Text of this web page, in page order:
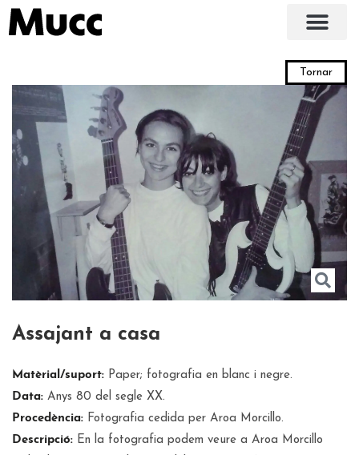
Tornar
Assajant a casa
Matèrial/suport: Paper; fotografia en blanc i negre.
Data: Anys 80 del segle XX.
Procedència: Fotografia cedida per Aroa Morcillo.
Descripció: En la fotografia podem veure a Aroa Morcillo